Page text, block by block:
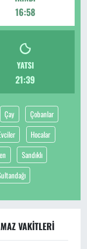
16:58
YATSI
21:39
Çay
Çobanlar
Hocalar
Sandıklı
VAKITLERI